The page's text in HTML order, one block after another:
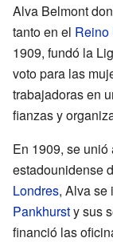
Alva Belmont
tanto en el Reino
1909, fundó la
voto para las
trabajadoras en
fianzas y
En 1909, se
estadounidense
Londres, Alva se
Pankhursty sus
financió las